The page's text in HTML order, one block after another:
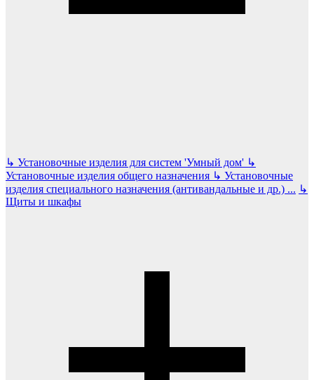
↳ Установочные изделия для систем 'Умный дом' ↳
Установочные изделия общего назначения ↳ Установочные
изделия специального назначения (антивандальные и др.) ... ↳
Щиты и шкафы